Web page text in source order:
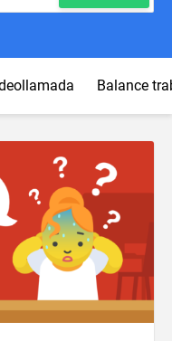
Balance